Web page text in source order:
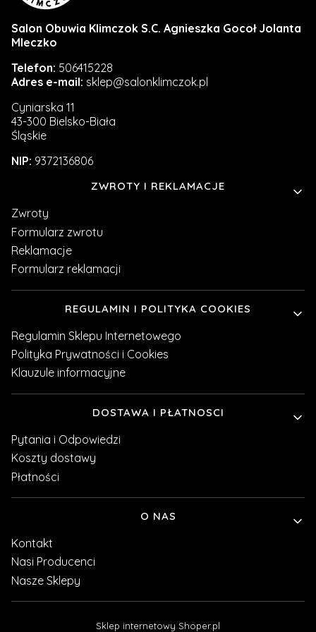
Salon Obuwia Klimczok S.C. Agnieszka Gocoł Jolanta
Mleczko
Telefon: 506415228
Adres e-mail: sklep@salonklimczok.pl
Cyniarska 11
43-300 Bielsko-Biała
Śląskie
NIP: 9372136806
Linki w stopceZWROTY I REKLAMACJE
Zwroty
Formularz zwrotu
Reklamacje
Formularz reklamacji
REGULAMIN I POLITYKA COOKIES
Regulamin Sklepu Internetowego
Polityka Prywatności i Cookies
Klauzule informacyjne
DOSTAWA I PŁATNOSCI
Pytania i Odpowiedzi
Koszty dostawy
Płatności
O NAS
Kontakt
Nasi Producenci
Nasze Sklepy
Sklep internetowy Shoper.pl